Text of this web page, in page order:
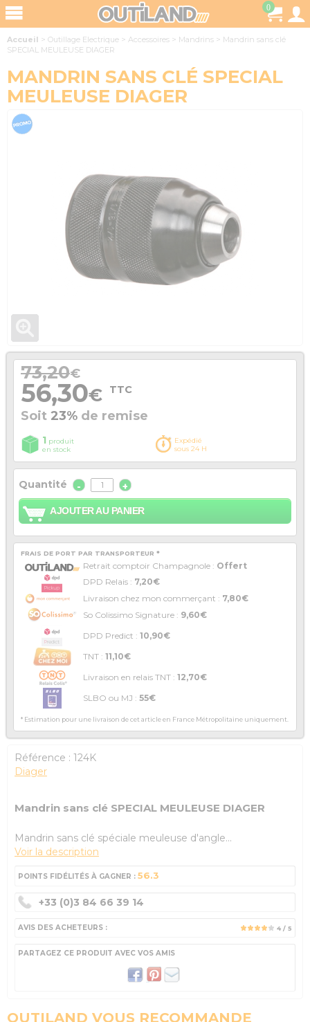
0
Accueil > Outillage Electrique > Accessoires > Mandrins > Mandrin sans clé
SPECIAL MEULEUSE DIAGER
MANDRIN SANS CLÉ SPECIAL
MEULEUSE DIAGER
73,20€
56,30€ TTC
Soit 23% de remise
1 produit
en stock
Expédié
sous 24 H
Quantité - +
AJOUTER AU PANIER
FRAIS DE PORT PAR TRANSPORTEUR *
Retrait comptoir Champagnole : Offert
DPD Relais : 7,20€
Livraison chez mon commerçant : 7,80€
So Colissimo Signature : 9,60€
DPD Predict : 10,90€
TNT : 11,10€
Livraison en relais TNT : 12,70€
SLBO ou MJ : 55€
* Estimation pour une livraison de cet article en France Métropolitaine uniquement.
Référence : 124K
Diager
Mandrin sans clé SPECIAL MEULEUSE DIAGER
Mandrin sans clé spéciale meuleuse d'angle...
Voir la description
POINTS FIDÉLITÉS À GAGNER : 56.3
+33 (0)3 84 66 39 14
AVIS DES ACHETEURS : 4 / 5
PARTAGEZ CE PRODUIT AVEC VOS AMIS
OUTILAND VOUS RECOMMANDE